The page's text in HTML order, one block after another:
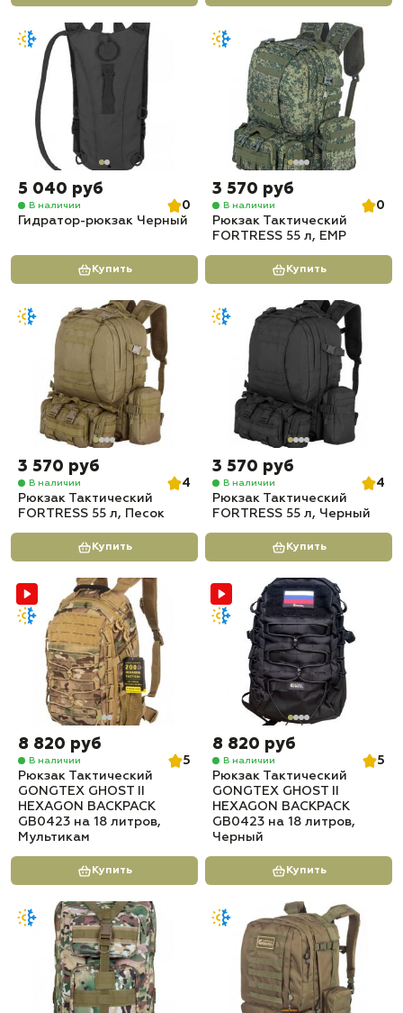
5 040 руб
В наличии
0
Гидратор-рюкзак Черный
Купить
3 570 руб
В наличии
0
Рюкзак Тактический
FORTRESS 55 л, ЕМР
Купить
3 570 руб
В наличии
4
Рюкзак Тактический
FORTRESS 55 л, Песок
Купить
3 570 руб
В наличии
4
Рюкзак Тактический
FORTRESS 55 л, Черный
Купить
8 820 руб
В наличии
5
Рюкзак Тактический
GONGTEX GHOST II
HEXAGON BACKPACK
GB0423 на 18 литров,
Мультикам
Купить
8 820 руб
В наличии
5
Рюкзак Тактический
GONGTEX GHOST II
HEXAGON BACKPACK
GB0423 на 18 литров,
Черный
Купить